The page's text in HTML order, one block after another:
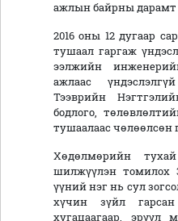
ажлын байрны дарамт
2016 оны 12 дугаар
тушаал гаргаж
ээлжийн
ажлаас
Тээврийн
бодлого,
тушаалаас чөлөөлсөн
Хөдөлмөрийн
шилжүүлэн томилох
үүний нэг нь сул
хүчин зүйл
хугацаагаар, эрүүл